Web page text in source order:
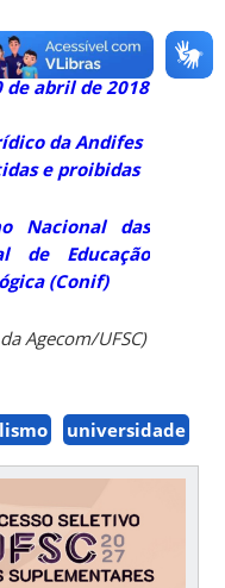
abril de 2018
abril de 2018
da Andifes
e proibidas
Nacional das
de Educação
(Conif)
Agecom/UFSC)
universidade